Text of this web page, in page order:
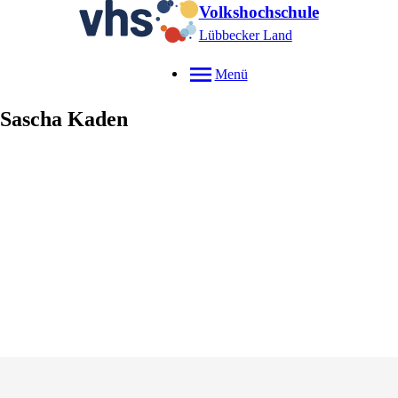
Volkshochschule
Lübbecker Land
Menü
Sascha Kaden